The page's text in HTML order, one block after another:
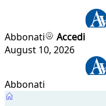
Abbonati
Accedi
August 10, 2026
Abbonati